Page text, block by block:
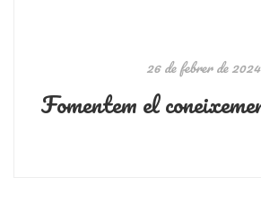
26 de febrer de 2024